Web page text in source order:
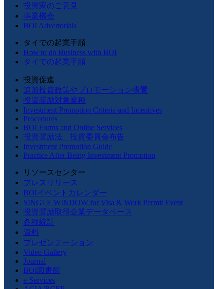
投資家のご意見
事業機会
BOI Advertorials
タイでの起業手順
How to do Business with BOI
タイでの起業手順
投資促進
追加投資政策やプロモーション措置
投資奨励対象業種
Investment Promotion Criteria and Incentives
Procedures
BOI Forms and Online Services
投資奨励法、投資委員会布告
Investment Promotion Guide
Practice After Being Investment Promotion
リソースセンター
プレスリリース
BOIイベントカレンダー
SINGLE WINDOW for Visa & Work Permit Event
投資奨励取得企業データベース
各種統計
資料
プレゼンテーション
Video Gallery
Journal
BOI図書館
e-Services